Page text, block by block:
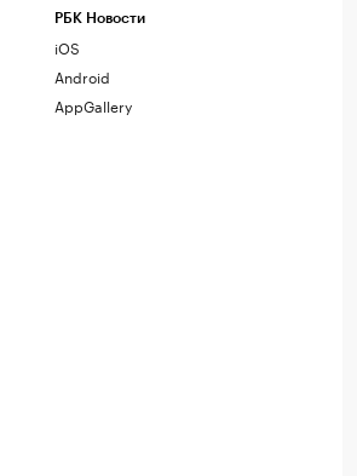
РБК Новости
iOS
Android
AppGallery